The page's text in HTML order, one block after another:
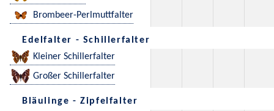
Brombeer-Perlmuttfalter
Edelfalter - Schillerfalter
Kleiner Schillerfalter
Großer Schillerfalter
Bläulinge - Zipfelfalter